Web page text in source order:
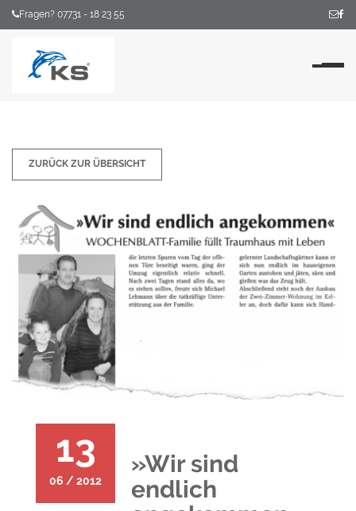
Fragen? 07731 - 18 23 55
ZURÜCK ZUR ÜBERSICHT
13
06 / 2012
»Wir sind
endlich